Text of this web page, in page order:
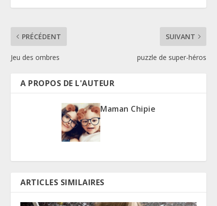
PRÉCÉDENT
Jeu des ombres
SUIVANT
puzzle de super-héros
A PROPOS DE L'AUTEUR
Maman Chipie
ARTICLES SIMILAIRES